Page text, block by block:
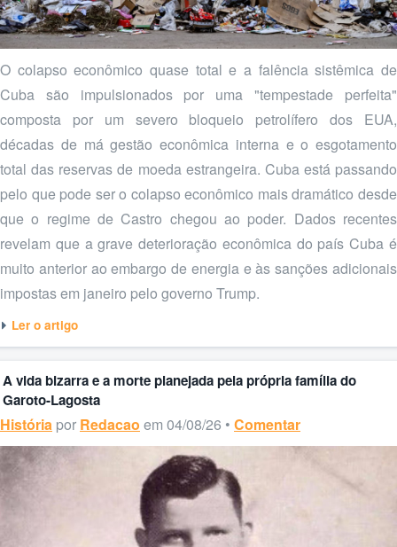
O colapso econômico quase total e a falência sistêmica de
Cuba são impulsionados por uma "tempestade perfeita"
composta por um severo bloqueio petrolífero dos EUA,
décadas de má gestão econômica interna e o esgotamento
total das reservas de moeda estrangeira. Cuba está passando
pelo que pode ser o colapso econômico mais dramático desde
que o regime de Castro chegou ao poder. Dados recentes
revelam que a grave deterioração econômica do país Cuba é
muito anterior ao embargo de energia e às sanções adicionais
impostas em janeiro pelo governo Trump.
Ler o artigo
A vida bizarra e a morte planejada pela própria família do
Garoto-Lagosta
História por Redacao em 04/08/26 • Comentar